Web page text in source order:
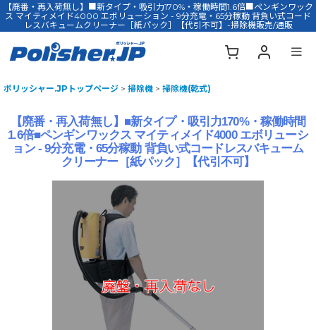
【廃番・再入荷無し】■新タイプ・吸引力170%・稼働時間1.6倍■ペンギンワック
ス マイティメイド4000 エボリューション - 9分充電・65分稼動 背負い式コード
レスバキュームクリーナー［紙パック］【代引不可】-掃除機販売/通販
ポリッシャー.JPトップページ > 掃除機 > 掃除機(乾式)
【廃番・再入荷無し】■新タイプ・吸引力170%・稼働時間
1.6倍■ペンギンワックス マイティメイド4000 エボリューシ
ョン - 9分充電・65分稼動 背負い式コードレスバキューム
クリーナー［紙パック］【代引不可】